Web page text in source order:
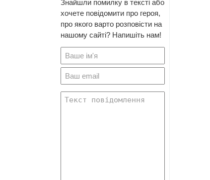
Знайшли помилку в тексті або
хочете повідомити про героя,
про якого варто розповісти на
нашому сайті? Напишіть нам!